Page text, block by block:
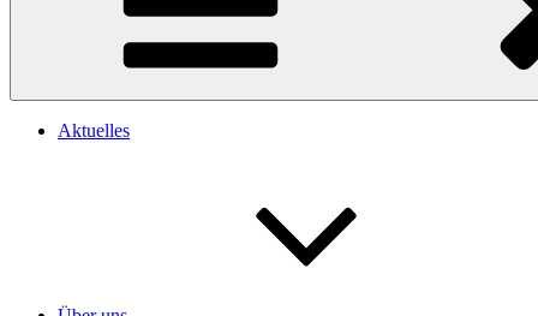
Aktuelles